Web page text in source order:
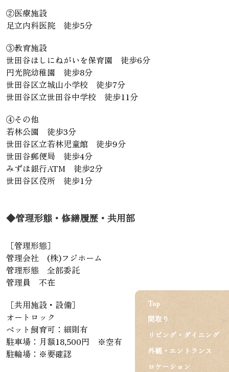
Top
間取り
リビング・ダイニング
外観・エントランス
ロケーション
②医療施設
足立内科医院 徒歩5分
③教育施設
世田谷ほしにねがいを保育園 徒歩6分
円光院幼稚園 徒歩8分
世田谷区立城山小学校 徒歩7分
世田谷区立世田谷中学校 徒歩11分
④その他
若林公園 徒歩3分
世田谷区立若林児童館 徒歩9分
世田谷郵便局 徒歩4分
みずほ銀行ATM 徒歩2分
世田谷区役所 徒歩1分
◆管理形態・修繕履歴・共用部
［管理形態］
管理会社 (株)フジホーム
管理形態 全部委託
管理員 不在
［共用施設・設備］
オートロック
ペット飼育可：細則有
駐車場：月額18,500円 ※空有
駐輪場：※要確認